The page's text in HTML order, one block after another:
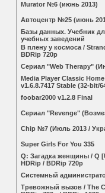
Murаtor №6 (июнь 2013)
Автоцентр №25 (июнь
Базы данных. Учебник
учебных заведений
В плену у космоса /
BDRip 720p
Сериал "Web Therapy"
Media Player Classic
v1.6.8.7417 Stable (32-bit/
foobar2000 v1.2.8 Final
Сериал "Revenge"
Chip №7 (Июль 2013 /
Super Girls For You 335
Q: Загадка женщины / Q
HDRip / BDRip 720p
Системный
Тревожный вызов / The